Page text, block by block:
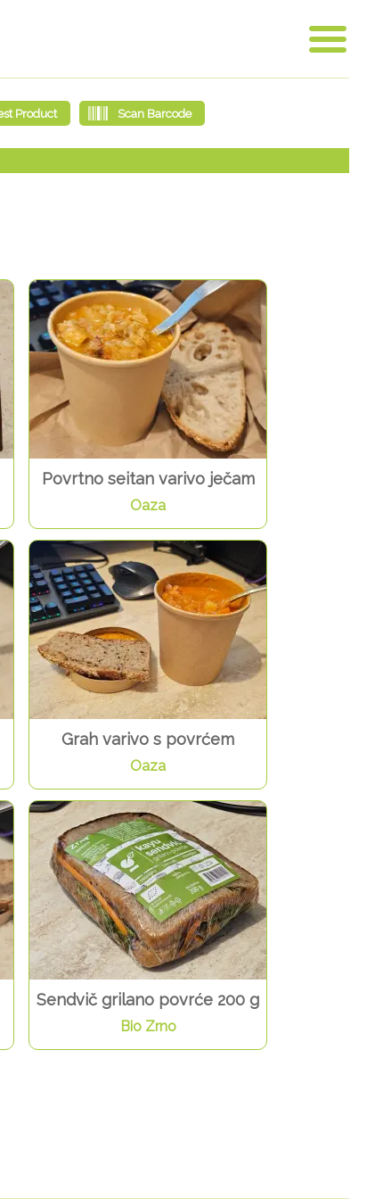
Povrtno seitan varivo ječam
Oaza
Grah varivo s povrćem
Oaza
Sendvič grilano povrće 200 g
Bio Zrno